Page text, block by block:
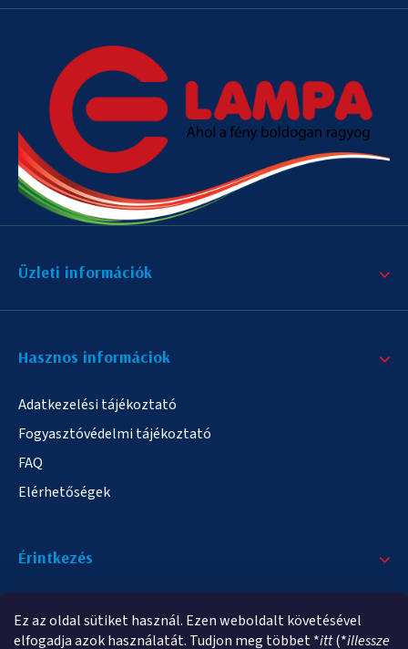
Ez az oldal sütiket használ. Ezen weboldalt követésével
elfogadja azok használatát. Tudjon meg többet *itt(*illessze
Üzleti információk
Hasznos informáciok
Adatkezelési tájékoztató
Fogyasztóvédelmi tájékoztató
FAQ
Elérhetőségek
Érintkezés
info@elampa.hu